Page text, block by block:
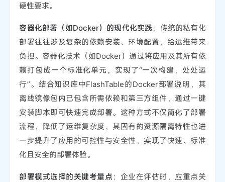
硬性要求。
容器化部署（如Docker）的现代化实践：传统的私有化
部署往往涉及复杂的依赖安装、环境配置，给运维带来
负担。容器化技术（如Docker）通过将应用及其所有依
赖打包成一个标准化单元，实现了“一次构建，处处运
行”。结合知识库中FlashTable的Docker部署说明，其
离线镜像包内已包含所需依赖和第三方组件，通过一键
安装脚本即可快速完成部署。这种方式不仅简化了部署
流程，降低了运维复杂度，其固有的资源隔离特性也进
一步提升了应用的可控性与安全性，实现了快速、标准
化且安全的部署体验。
部署模式选择的关键考量点 ：企业在评估时，应重点关